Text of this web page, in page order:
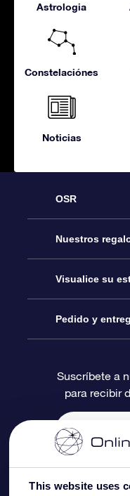
This website uses
Astrologia
Constelaciónes
Noticias
OSR
Atención
Contáctanos
Blog
Reseñas
Nuestros
Regalo Estrella
Paquete de
Tarjeta de
Regalos
Visualice su
Registro estelar
Página de
Un Millón de
Pedido y
Información de
Información de
Suscríbete a
para recibir